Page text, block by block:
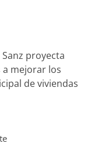
proyecta
a mejorar los
de viviendas